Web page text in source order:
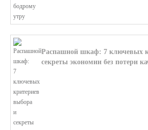
Распашной шкаф: 7 ключевых
секреты экономии без потери